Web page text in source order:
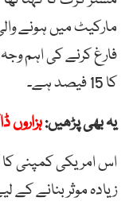
مارکیٹ میں ہونے
کا 15 فیصد ہے۔
یہ بھی پڑھیں:ہزاروں
اس امریکی کمپنی کا
زیادہ موثر بنانے کے